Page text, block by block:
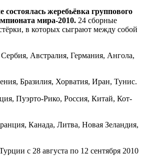
состоялась жеребьёвка группового
мира-2010. 24 сборные
в которых сыграют между собой
Австралия, Германия, Ангола,
Бразилия, Хорватия, Иран, Тунис.
Пуэрто-Рико, Россия, Китай, Кот-
Канада, Литва, Новая Зеландия,
с 28 августа по 12 сентября 2010